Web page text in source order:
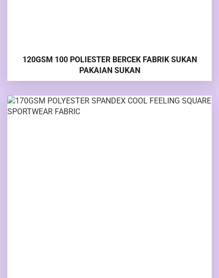
120GSM 100 POLIESTER BERCEK FABRIK SUKAN
PAKAIAN SUKAN